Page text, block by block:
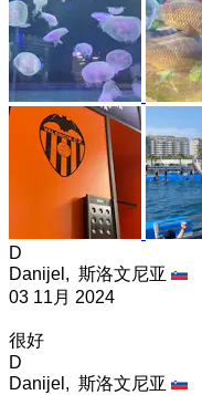
D
Danijel, 斯洛文尼亚
03 11月 2024
很好
D
Danijel, 斯洛文尼亚